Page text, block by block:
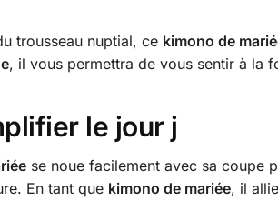
trousseau nuptial, ce kimono de
, il vous permettra de vous sentir à la
le jour j
se noue facilement avec sa coupe
En tant que kimono de mariée, il